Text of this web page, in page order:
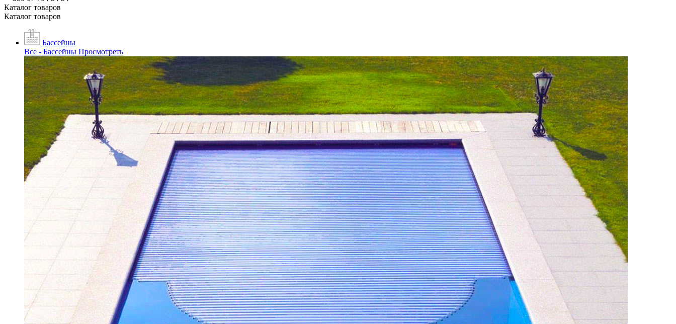
Каталог товаров
Каталог товаров
Бассейны
Все - Бассейны Просмотреть